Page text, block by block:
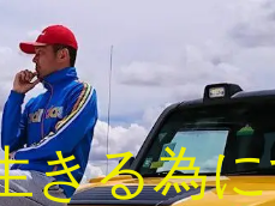
きる為